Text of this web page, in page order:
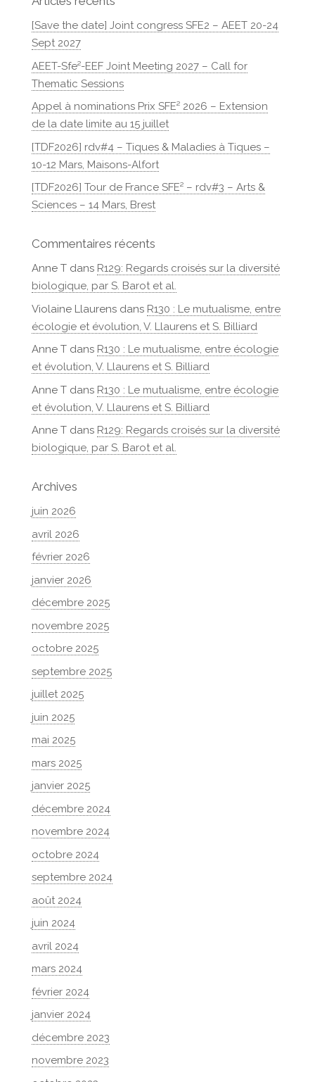
[Save the date] Joint congress SFE2 – AEET 20-24
Sept 2027
AEET-Sfe²-EEF Joint Meeting 2027 – Call for
Thematic Sessions
Appel à nominations Prix SFE² 2026 – Extension
de la date limite au 15 juillet
[TDF2026] rdv#4 – Tiques & Maladies à Tiques –
10-12 Mars, Maisons-Alfort
[TDF2026] Tour de France SFE² – rdv#3 – Arts &
Sciences – 14 Mars, Brest
Commentaires récents
Anne Tdans R129: Regards croisés sur la diversité
biologique, par S. Barot et al.
Violaine Llaurensdans R130 : Le mutualisme, entre
écologie et évolution, V. Llaurens et S. Billiard
Anne Tdans R130 : Le mutualisme, entre écologie
et évolution, V. Llaurens et S. Billiard
Anne Tdans R130 : Le mutualisme, entre écologie
et évolution, V. Llaurens et S. Billiard
Anne Tdans R129: Regards croisés sur la diversité
biologique, par S. Barot et al.
Archives
juin 2026
avril 2026
février 2026
janvier 2026
décembre 2025
novembre 2025
octobre 2025
septembre 2025
juillet 2025
juin 2025
mai 2025
mars 2025
janvier 2025
décembre 2024
novembre 2024
octobre 2024
septembre 2024
août 2024
juin 2024
avril 2024
mars 2024
février 2024
janvier 2024
décembre 2023
novembre 2023